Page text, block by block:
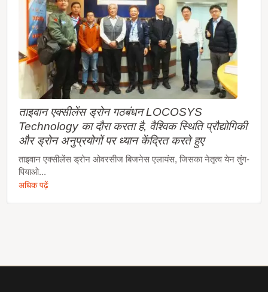
ताइवान एक्सीलेंस ड्रोन गठबंधन LOCOSYS
Technology का दौरा करता है, वैश्विक स्थिति प्रौद्योगिकी
और ड्रोन अनुप्रयोगों पर ध्यान केंद्रित करते हुए
ताइवान एक्सीलेंस ड्रोन ओवरसीज बिजनेस एलायंस, जिसका नेतृत्व येन तुंग-
पियाओ...
अधिक पढ़ें